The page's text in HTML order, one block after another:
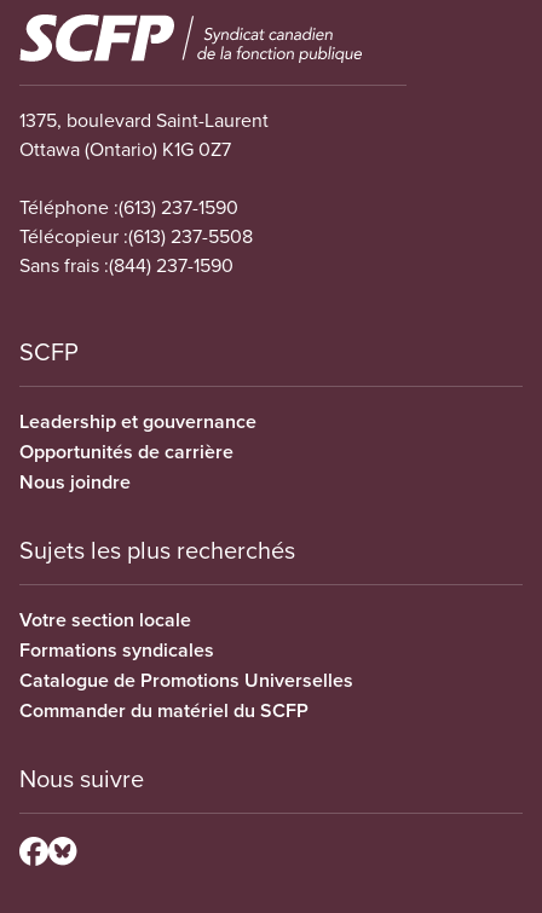
Image
1375, boulevard Saint-Laurent
Ottawa (Ontario) K1G 0Z7
Téléphone :(613) 237-1590
Télécopieur :(613) 237-5508
Sans frais :(844) 237-1590
SCFP
Leadership et gouvernance
Opportunités de carrière
Nous joindre
Sujets les plus recherchés
Votre section locale
Formations syndicales
Catalogue de Promotions Universelles
Commander du matériel du SCFP
Nous suivre